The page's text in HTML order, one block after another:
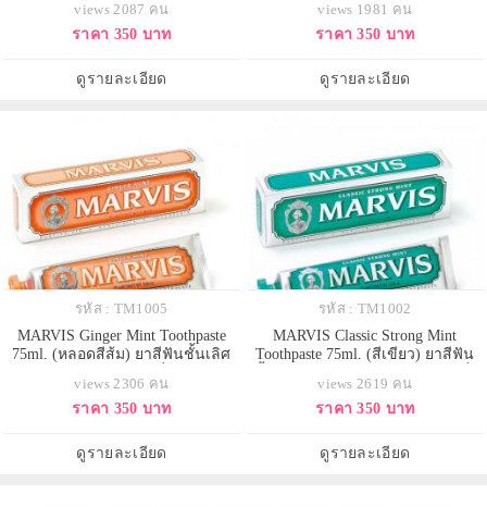
สดชื่น หอมหวานจากลูกอม Amarelli
การร่วมมือกับ Amarelli ผู้ผลิตลูกอม
พร้อมรสชาติหวานปนขมนิดๆ ตาม
ฉบับของ Amarelli ซึ่งจะทำให้เพลิดเ
views 2087 คน
ราคา 350 บาท
ดูรายละเอียด
และชินนามอน พร้อมมอบความอ่อน
โยนด้วยกลิ่นหอมสดชื่นของมิ้นต์ อีก
แปลกใหม่และไม่เคยสัมผัสมาก่อน
มอบลมหายใจที่หอม สดชื
views 1981 คน
ราคา 350 บาท
ดูรายละเอียด
รหัส : TM1005
MARVIS Ginger Mint Toothpaste
75ml. (หลอดสีส้ม) ยาสีฟันชั้นเลิศ
ขิงและมิ้นท์ ความสดชื่นที่รังสรรค์
อย่างประณีตด้วยวัตถุดิบที่ให้ความ
แปลกใหม่ด้วยรสชาติ พร้อมกระตุ้น
ให้สดชื่นรับวันใหม่ มอบ
views 2306 คน
ราคา 350 บาท
ดูรายละเอียด
รหัส : TM1002
MARVIS Classic Strong Mint
Toothpaste 75ml. (สีเขียว) ยาสีฟัน
เดิม กล่องสีเขียวด้วยเนื้อครีมนุ่ม
นวล อีกทั้งอุดมไปด้วยส่วนที่จะช่วย
เป็นประกาย พร้อมกลิ่นอโรม่ามิ้น
หอมสดชื่นหรูหราแบ
views 2619 คน
ราคา 350 บาท
ดูรายละเอียด